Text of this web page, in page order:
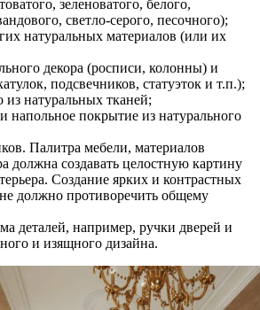
зеленоватого, белого,
светло-серого, песочного);
натуральных материалов (или их
декора (росписи, колонны) и
подсвечников, статуэток и т.п.);
из натуральных тканей;
покрытие из натурального
Палитра мебели, материалов
должна создавать целостную картину
Создание ярких и контрастных
должно противоречить общему
деталей, например, ручки дверей и
и изящного дизайна.